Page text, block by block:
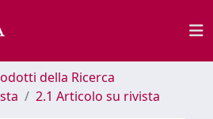
della Ricerca
2.1 Articolo su rivista